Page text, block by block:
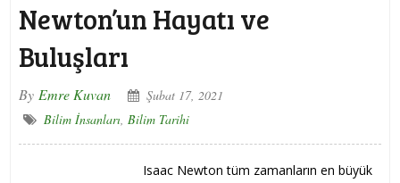
Newton’un Hayatı ve
Buluşları
By Emre Kuvan
Şubat 17, 2021
Bilim İnsanları, Bilim Tarihi
Isaac Newton tüm zamanların en büyük